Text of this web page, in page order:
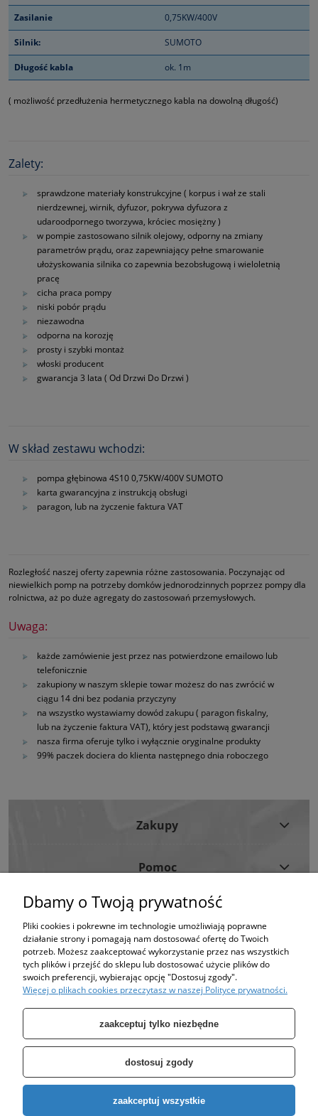
Zasilanie 0,75KW/400V
Silnik: SUMOTO
Długość kabla ok. 1m
( możliwość przedłużenia hermetycznego kabla na dowolną długość)
Zalety:
sprawdzone materiały konstrukcyjne ( korpus i wał ze stali
nierdzewnej, wirnik, dyfuzor, pokrywa dyfuzora z
udaroodpornego tworzywa, króciec mosiężny )
w pompie zastosowano silnik olejowy, odporny na zmiany
parametrów prądu, oraz zapewniający pełne smarowanie
ułożyskowania silnika co zapewnia bezobsługową i wieloletnią
pracę
cicha praca pompy
niski pobór prądu
niezawodna
odporna na korozję
prosty i szybki montaż
włoski producent
gwarancja 3 lata ( Od Drzwi Do Drzwi )
W skład zestawu wchodzi:
pompa głębinowa 4S10 0,75KW/400V SUMOTO
karta gwarancyjna z instrukcją obsługi
paragon, lub na życzenie faktura VAT
Rozległość naszej oferty zapewnia różne zastosowania. Poczynając od
niewielkich pomp na potrzeby domków jednorodzinnych poprzez pompy dla
rolnictwa, aż po duże agregaty do zastosowań przemysłowych.
Uwaga:
każde zamówienie jest przez nas potwierdzone emailowo lub
telefonicznie
zakupiony w naszym sklepie towar możesz do nas zwrócić w
ciągu 14 dni bez podania przyczyny
na wszystko wystawiamy dowód zakupu ( paragon fiskalny,
lub na życzenie faktura VAT), który jest podstawą gwarancji
nasza firma oferuje tylko i wyłącznie oryginalne produkty
99% paczek dociera do klienta następnego dnia roboczego
Zakupy
Pomoc
Moje Konto
Informacje
Strona korzysta z plików cookies w celu realizacji usług i zgodnie z Polityką
Plików Cookies.
Możesz określić warunki przechowywania lub dostępu do plików cookies w
Twojej przeglądarce. (polityka prywatności)
Specjalizujemy się w sprzedaży pomp oraz zbiorników takich jak: zbiornik
Dbamy o Twoją prywatność
Pliki cookies i pokrewne im technologie umożliwiają poprawne
działanie strony i pomagają nam dostosować ofertę do Twoich
potrzeb. Możesz zaakceptować wykorzystanie przez nas wszystkich
tych plików i przejść do sklepu lub dostosować użycie plików do
swoich preferencji, wybierając opcję "Dostosuj zgody".
Więcej o plikach cookies przeczytasz w naszej Polityce prywatności.
zaakceptuj tylko niezbędne
dostosuj zgody
zaakceptuj wszystkie